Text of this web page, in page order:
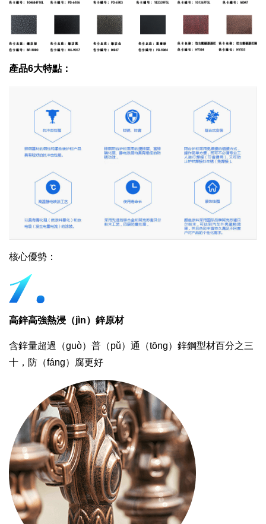
產品6大特點：
核心優勢：
高鋅高強熱浸（jìn）鋅原材
含鋅量超過（guò）普（pǔ）通（tōng）鋅鋼型材百分之三
十，防（fáng）腐更好